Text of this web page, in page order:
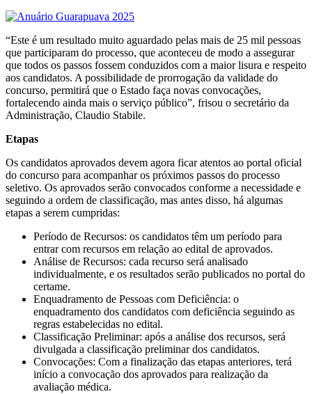
“Este é um resultado muito aguardado pelas mais de 25 mil pessoas
que participaram do processo, que aconteceu de modo a assegurar
que todos os passos fossem conduzidos com a maior lisura e respeito
aos candidatos. A possibilidade de prorrogação da validade do
concurso, permitirá que o Estado faça novas convocações,
fortalecendo ainda mais o serviço público”, frisou o secretário da
Administração, Claudio Stabile.
Etapas
Os candidatos aprovados devem agora ficar atentos ao portal oficial
do concurso para acompanhar os próximos passos do processo
seletivo. Os aprovados serão convocados conforme a necessidade e
seguindo a ordem de classificação, mas antes disso, há algumas
etapas a serem cumpridas:
Período de Recursos: os candidatos têm um período para
entrar com recursos em relação ao edital de aprovados.
Análise de Recursos: cada recurso será analisado
individualmente, e os resultados serão publicados no portal do
certame.
Enquadramento de Pessoas com Deficiência: o
enquadramento dos candidatos com deficiência seguindo as
regras estabelecidas no edital.
Classificação Preliminar: após a análise dos recursos, será
divulgada a classificação preliminar dos candidatos.
Convocações: Com a finalização das etapas anteriores, terá
início a convocação dos aprovados para realização da
avaliação médica.